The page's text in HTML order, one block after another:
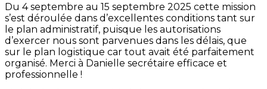
Du 4 septembre au 15 septembre 2025 cette mission
s’est déroulée dans d’excellentes conditions tant sur
le plan administratif, puisque les autorisations
d’exercer nous sont parvenues dans les délais, que
sur le plan logistique car tout avait été parfaitement
organisé. Merci à Danielle secrétaire efficace et
professionnelle !